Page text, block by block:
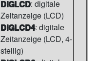
DIGLCD: digitale
Zeitanzeige (LCD)
DIGLCD4: digitale
Zeitanzeige (LCD, 4-
stellig)